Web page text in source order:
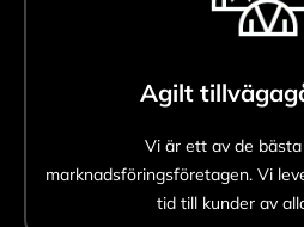
Agilt
Vi är ett av de
marknadsföringsföretagen. Vi
tid till kunder av